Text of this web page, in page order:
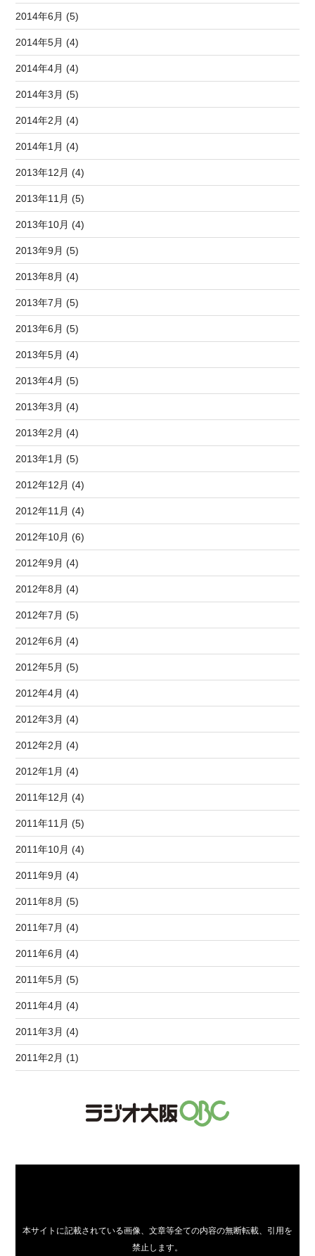
2014年6月 (5)
2014年5月 (4)
2014年4月 (4)
2014年3月 (5)
2014年2月 (4)
2014年1月 (4)
2013年12月 (4)
2013年11月 (5)
2013年10月 (4)
2013年9月 (5)
2013年8月 (4)
2013年7月 (5)
2013年6月 (5)
2013年5月 (4)
2013年4月 (5)
2013年3月 (4)
2013年2月 (4)
2013年1月 (5)
2012年12月 (4)
2012年11月 (4)
2012年10月 (6)
2012年9月 (4)
2012年8月 (4)
2012年7月 (5)
2012年6月 (4)
2012年5月 (5)
2012年4月 (4)
2012年3月 (4)
2012年2月 (4)
2012年1月 (4)
2011年12月 (4)
2011年11月 (5)
2011年10月 (4)
2011年9月 (4)
2011年8月 (5)
2011年7月 (4)
2011年6月 (4)
2011年5月 (5)
2011年4月 (4)
2011年3月 (4)
2011年2月 (1)
本サイトに記載されている画像、文章等全ての内容の無断転載、引用を
禁止します。